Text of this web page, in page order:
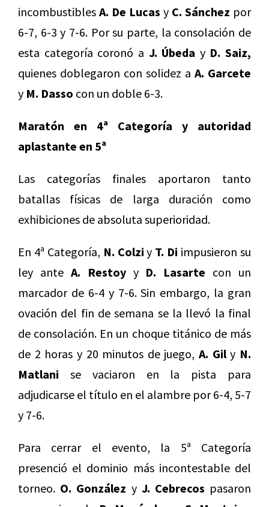
incombustibles A. De Lucas y C. Sánchez por
6-7, 6-3 y 7-6. Por su parte, la consolación de
esta categoría coronó a J. Úbeda y D. Saiz,
quienes doblegaron con solidez a A. Garcete
y M. Dasso con un doble 6-3.
Maratón en 4ª Categoría y autoridad
aplastante en 5ª
Las categorías finales aportaron tanto
batallas físicas de larga duración como
exhibiciones de absoluta superioridad.
En 4ª Categoría, N. Colzi y T. Di impusieron su
ley anteA. Restoyy D. Lasarte con un
marcador de 6-4 y 7-6. Sin embargo, la gran
ovación del fin de semana se la llevó la final
de consolación. En un choque titánico de más
de 2 horas y 20 minutos de juego,A. Gily N.
Matlani se vaciaron en la pista para
adjudicarse el título en el alambre por 6-4, 5-7
y 7-6.
Para cerrar el evento, la 5ª Categoría
presenció el dominio más incontestable del
torneo. O. González y J. Cebrecos pasaron